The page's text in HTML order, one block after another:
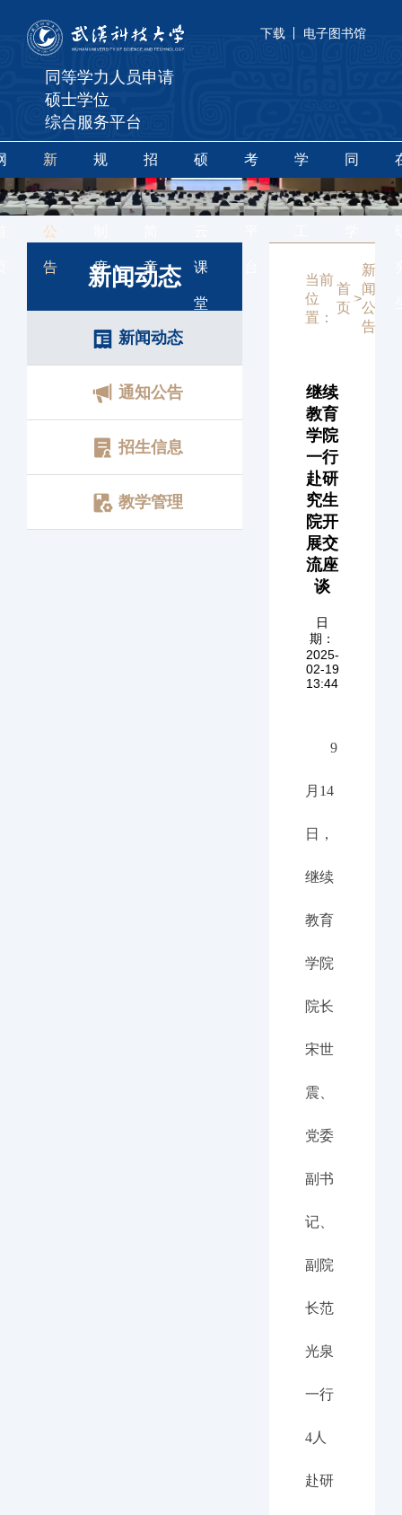
同等学力人员申请
硕士学位
综合服务平台
下载 电子图书馆
新
闻
公
告
规
章
度
招
生
章
硕
果
课
堂
考
辅
学
位
同
等
申
新闻动态
新闻动态
通知公告
招生信息
教学管理
当前
位
置：
首
页
>
新
闻
公
告
继续
教育
学院
一行
赴研
究生
院开
展交
流座
谈
日
期：
2025-
02-19
13:44
9
月14
日，
继续
教育
学院
院长
宋世
震、
党委
副书
记、
副院
长范
光泉
一行
4人
赴研